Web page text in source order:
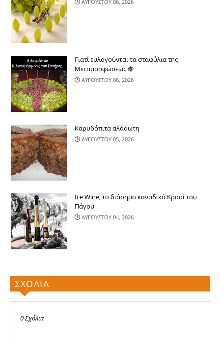
ΑΥΓΟΥΣΤΟΥ 06, 2026
Γιατί ευλογούνται τα σταφύλια της
Μεταμορφώσεως 🍇
ΑΥΓΟΥΣΤΟΥ 06, 2026
Καρυδόπιτα αλάδωτη
ΑΥΓΟΥΣΤΟΥ 05, 2026
Ice Wine, το διάσημο καναδικό Κρασί του
Πάγου
ΑΥΓΟΥΣΤΟΥ 04, 2026
ΣΧΟΛΙΑ
0 Σχόλια